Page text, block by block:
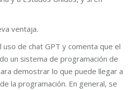
ventaja.
uso de chat GPT y comenta que el
un sistema de programación de
demostrar lo que puede llegar a
la programación. En general, se